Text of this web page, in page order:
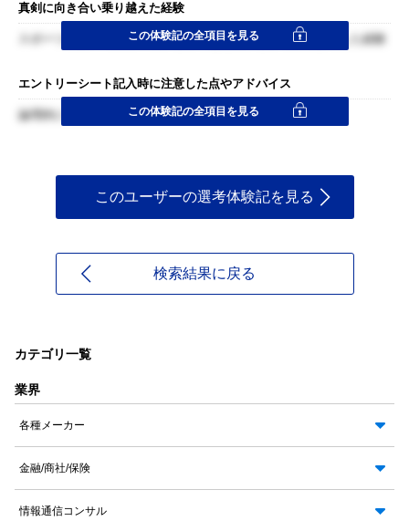
真剣に向き合い乗り越えた経験
スポーツにおいて自分の弱みを乗り越え強みをさらに引き出した経験
この体験記の全項目を見る
エントリーシート記入時に注意した点やアドバイス
論理的に簡潔に この体験記の全項目を見る
このユーザーの選考体験記を見る
検索結果に戻る
カテゴリ一覧
業界
各種メーカー
金融/商社/保険
情報通信コンサル